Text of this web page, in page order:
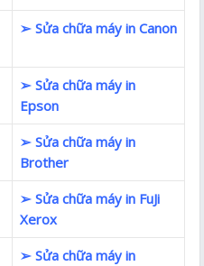
➢ Sửa chữa máy in Canon
➢ Sửa chữa máy in
Epson
➢ Sửa chữa máy in
Brother
➢ Sửa chữa máy in FuJi
Xerox
➢ Sửa chữa máy in